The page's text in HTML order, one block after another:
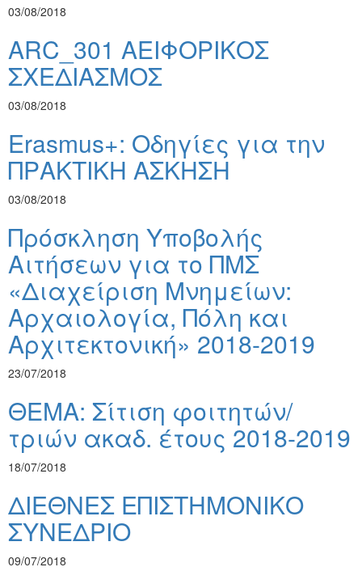
03/08/2018
ARC_301 ΑΕΙΦΟΡΙΚΟΣ
ΣΧΕΔΙΑΣΜΟΣ
03/08/2018
Erasmus+: Οδηγίες για την
ΠΡΑΚΤΙΚΗ ΑΣΚΗΣΗ
03/08/2018
Πρόσκληση Υποβολής
Αιτήσεων για το ΠΜΣ
«Διαχείριση Μνημείων:
Αρχαιολογία, Πόλη και
Αρχιτεκτονική» 2018-2019
23/07/2018
ΘΕΜΑ: Σίτιση φοιτητών/
τριών ακαδ. έτους 2018-2019
18/07/2018
ΔΙΕΘΝΕΣ ΕΠΙΣΤΗΜΟΝΙΚΟ
ΣΥΝΕΔΡΙΟ
09/07/2018